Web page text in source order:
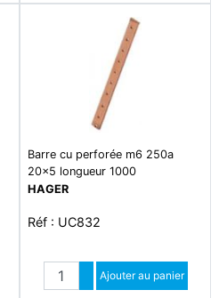
Barre cu perforée m6 250a
20x5 longueur 1000
HAGER
Réf : UC832
Quantité
Augmenter quantité
Diminuer quantité
Ajouter au panier